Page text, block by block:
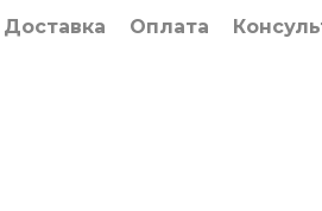
Доставка Оплата